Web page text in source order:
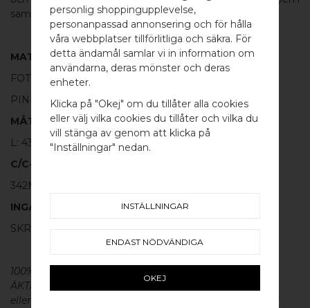
WELCOME TO
BB SWEDEN HARDWARE
Välj land / Choose country
samma serie.
MATERIAL
FOT:
100% POLERAD MÄSSING
PINNE:
100% POLERAT ROSTFRITT STÅL
MÅTT
L: 432MM H: 30MM TJ: 8MM
C/C-MÅTT
342MM
INGÅR
SKRUV FÖR LUCKA: M4 X 25MM - 2 ST
100% ÄKTA METALL - Alla våra beslag är tillverkade av
ÄKTA massiv mässing, koppar, rostfritt stål
eller aluminium utan metallisk ytbehandling, vilket ger
personlig shoppingupplevelse,
personanpassad annonsering och för hålla
våra webbplatser tillförlitliga och säkra. För
detta ändamål samlar vi in information om
användarna, deras mönster och deras
enheter.
Klicka på "Okej" om du tillåter alla cookies
eller välj vilka cookies du tillåter och vilka du
vill stänga av genom att klicka på
"Inställningar" nedan.
INSTÄLLNINGAR
ENDAST NÖDVÄNDIGA
OKEJ